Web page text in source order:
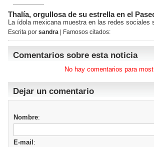
Thalía, orgullosa de su estrella en el
La ídola mexicana muestra en las redes
Escrita por sandra | Famosos citados:
Comentarios sobre esta noticia
No hay comentarios para
Dejar un comentario
Nombre:
E-mail :